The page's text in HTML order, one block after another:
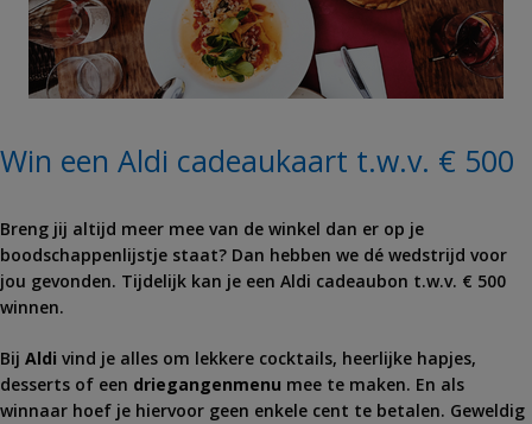
Win een Aldi cadeaukaart t.w.v. € 500
Breng jij altijd meer mee van de winkel dan er op je
boodschappenlijstje staat? Dan hebben we dé wedstrijd voor
jou gevonden. Tijdelijk kan je een Aldi cadeaubon t.w.v. € 500
winnen.
Bij Aldi vind je alles om lekkere cocktails, heerlijke hapjes,
desserts of een driegangenmenu mee te maken. En als
winnaar hoef je hiervoor geen enkele cent te betalen. Geweldig